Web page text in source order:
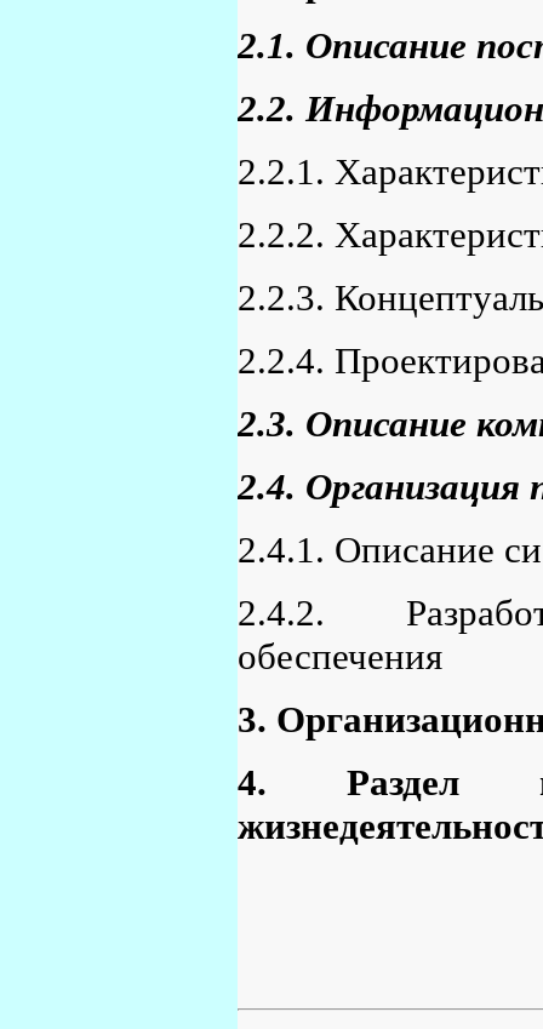
2.1. Описание
2.2.
2.2.1.
2.2.2.
2.2.3.
2.2.4.
2.3. Описание
2.4. Организация
2.4.1. Описание
2.4.2.
обеспечения
3.
4. Раздел по